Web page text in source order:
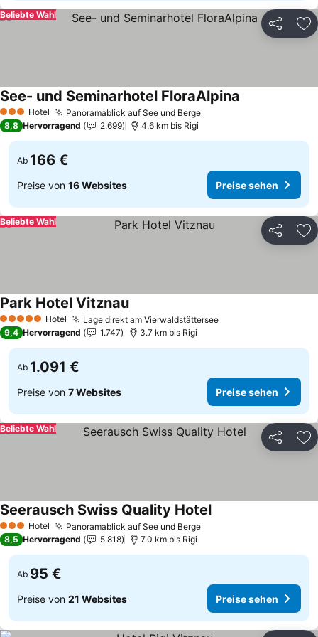
Teilen
Beliebte Wahl
3 SterneHotel Panoramablick auf See und Berge
See- und Seminarhotel FloraAlpina
8,8 Hervorragend 2.699 4.6 km bis Rigi
Ab 166 €
Preise von 16 Websites Preise sehen
Teilen
Beliebte Wahl
5 Sterne Hotel Lage direkt am Vierwaldstättersee
Park Hotel Vitznau
9,4 Hervorragend 1.747 3.7 km bis Rigi
Ab 1.091 €
Preise von 7 Websites Preise sehen
Teilen
Beliebte Wahl
3 SterneHotel Panoramablick auf See und Berge
Seerausch Swiss Quality Hotel
8,5 Hervorragend 5.818 7.0 km bis Rigi
Ab 95 €
Preise von 21 Websites Preise sehen